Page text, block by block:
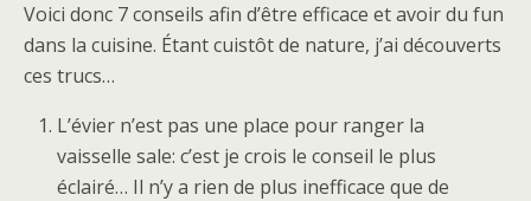
Voici donc 7 conseils afin d’être efficace et avoir du fun
dans la cuisine. Étant cuistôt de nature, j’ai découverts
ces trucs…
L’évier n’est pas une place pour ranger la
vaisselle sale: c’est je crois le conseil le plus
éclairé… Il n’y a rien de plus inefficace que de